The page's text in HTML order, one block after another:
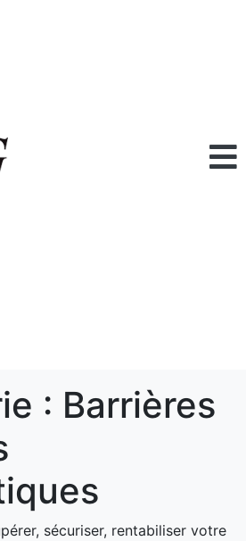
: Barrières
sécuriser, rentabiliser votre